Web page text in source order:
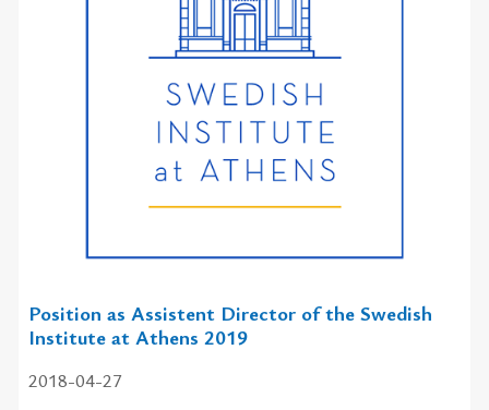
Position as Assistent Director of the Swedish
Institute at Athens 2019
2018-04-27